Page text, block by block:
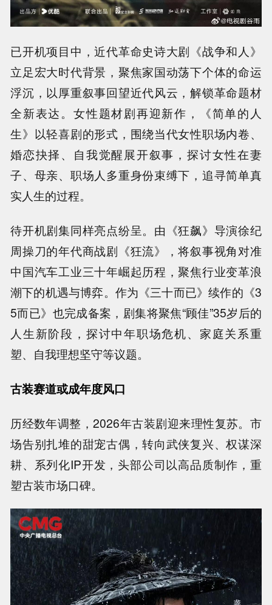
已开机项目中，近代革命史诗大剧《战争和人》
立足宏大时代背景，聚焦家国动荡下个体的命运
浮沉，以厚重叙事回望近代风云，解锁革命题材
全新表达。女性题材剧再迎新作，《简单的人
生》以轻喜剧的形式，围绕当代女性职场内卷、
婚恋抉择、自我觉醒展开叙事，探讨女性在妻
子、母亲、职场人多重身份束缚下，追寻简单真
实人生的过程。
待开机剧集同样亮点纷呈。由《狂飙》导演徐纪
周操刀的年代商战剧《狂流》，将叙事视角对准
中国汽车工业三十年崛起历程，聚焦行业变革浪
潮下的机遇与博弈。作为《三十而已》续作的《3
5而已》也完成备案，剧集将聚焦“顾佳”35岁后的
人生新阶段，探讨中年职场危机、家庭关系重
塑、自我理想坚守等议题。
古装赛道或成年度风口
历经数年调整，2026年古装剧迎来理性复苏。市
场告别扎堆的甜宠古偶，转向武侠复兴、权谋深
耕、系列化IP开发，头部公司以高品质制作，重
塑古装市场口碑。